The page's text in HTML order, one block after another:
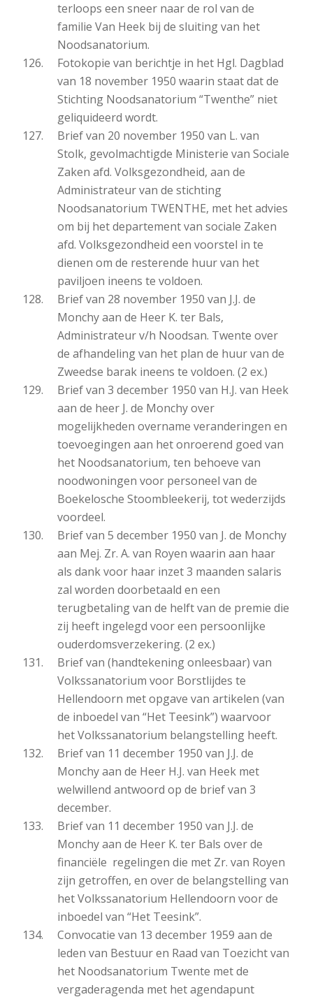
terloops een sneer naar de rol van de
familie Van Heek bij de sluiting van het
Noodsanatorium.
Fotokopie van berichtje in het Hgl. Dagblad
van 18 november 1950 waarin staat dat de
Stichting Noodsanatorium “Twenthe” niet
geliquideerd wordt.
Brief van 20 november 1950 van L. van
Stolk, gevolmachtigde Ministerie van Sociale
Zaken afd. Volksgezondheid, aan de
Administrateur van de stichting
Noodsanatorium TWENTHE, met het advies
om bij het departement van sociale Zaken
afd. Volksgezondheid een voorstel in te
dienen om de resterende huur van het
paviljoen ineens te voldoen.
Brief van 28 november 1950 van J.J. de
Monchy aan de Heer K. ter Bals,
Administrateur v/h Noodsan. Twente over
de afhandeling van het plan de huur van de
Zweedse barak ineens te voldoen. (2 ex.)
Brief van 3 december 1950 van H.J. van Heek
aan de heer J. de Monchy over
mogelijkheden overname veranderingen en
toevoegingen aan het onroerend goed van
het Noodsanatorium, ten behoeve van
noodwoningen voor personeel van de
Boekelosche Stoombleekerij, tot wederzijds
voordeel.
Brief van 5 december 1950 van J. de Monchy
aan Mej. Zr. A. van Royen waarin aan haar
als dank voor haar inzet 3 maanden salaris
zal worden doorbetaald en een
terugbetaling van de helft van de premie die
zij heeft ingelegd voor een persoonlijke
ouderdomsverzekering. (2 ex.)
Brief van (handtekening onleesbaar) van
Volkssanatorium voor Borstlijdes te
Hellendoorn met opgave van artikelen (van
de inboedel van “Het Teesink”) waarvoor
het Volkssanatorium belangstelling heeft.
Brief van 11 december 1950 van J.J. de
Monchy aan de Heer H.J. van Heek met
welwillend antwoord op de brief van 3
december.
Brief van 11 december 1950 van J.J. de
Monchy aan de Heer K. ter Bals over de
financiële regelingen die met Zr. van Royen
zijn getroffen, en over de belangstelling van
het Volkssanatorium Hellendoorn voor de
inboedel van “Het Teesink”.
Convocatie van 13 december 1959 aan de
leden van Bestuur en Raad van Toezicht van
het Noodsanatorium Twente met de
vergaderagenda met het agendapunt